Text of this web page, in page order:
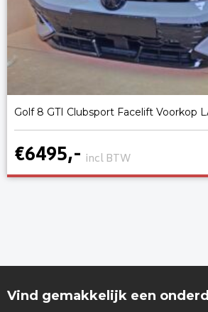
Golf 8 GTI Clubsport Facelift Voorkop
€6495,- incl BTW
Vind gemakkelijk een